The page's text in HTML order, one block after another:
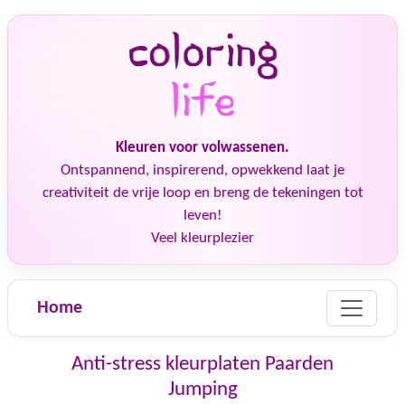
Kleuren voor volwassenen.
Ontspannend, inspirerend, opwekkend laat je
creativiteit de vrije loop en breng de tekeningen tot
leven!
Veel kleurplezier
Home
Anti-stress kleurplaten Paarden
Jumping